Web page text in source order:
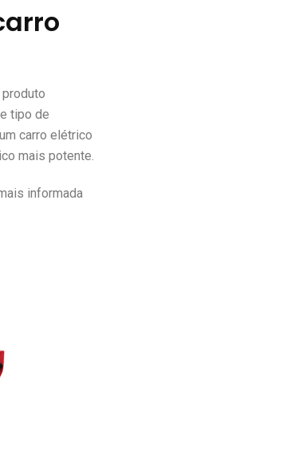
tipo de
carro elétrico
mais potente.
informada